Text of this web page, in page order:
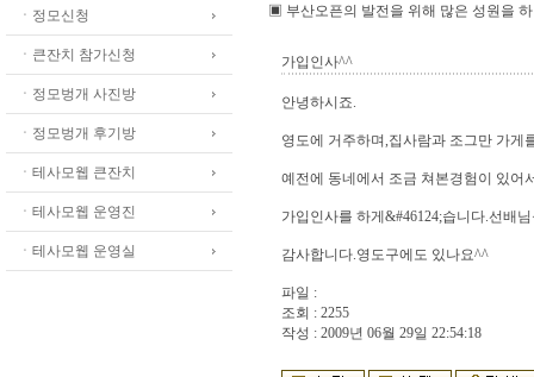
ㆍ정모신청
ㆍ큰잔치 참가신청
ㆍ정모벙개 사진방
ㆍ정모벙개 후기방
ㆍ테사모웹 큰잔치
ㆍ테사모웹 운영진
ㆍ테사모웹 운영실
▣ 부산오픈의 발전을 위해 많은 성원을
가입인사^^
안녕하시죠.
영도에 거주하며,집사람과 조그만 가게
예전에 동네에서 조금 쳐본경험이 있어
가입인사를 하게&#46124;습니다.선배
감사합니다.영도구에도 있나요^^
파일 :
조회 : 2255
작성 : 2009년 06월 29일 22:54:18